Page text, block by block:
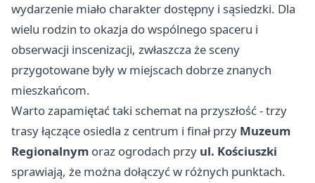
wydarzenie miało charakter dostępny i sąsiedzki. Dla
wielu rodzin to okazja do wspólnego spaceru i
obserwacji inscenizacji, zwłaszcza że sceny
przygotowane były w miejscach dobrze znanych
mieszkańcom.
Warto zapamiętać taki schemat na przyszłość - trzy
trasy łączące osiedla z centrum i finał przy Muzeum
Regionalnym oraz ogrodach przy ul. Kościuszki
sprawiają, że można dołączyć w różnych punktach.